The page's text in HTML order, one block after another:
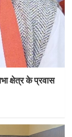
क्षेत्र के प्रवास